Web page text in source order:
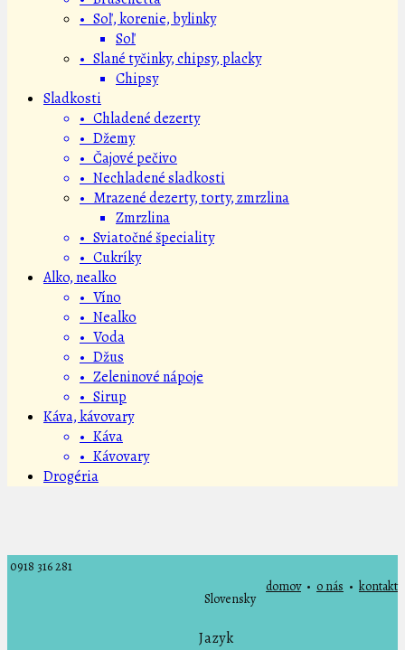
• Soľ, korenie, bylinky
Soľ
• Slané tyčinky, chipsy, placky
Chipsy
Sladkosti
• Chladené dezerty
• Džemy
• Čajové pečivo
• Nechladené sladkosti
• Mrazené dezerty, torty, zmrzlina
Zmrzlina
• Sviatočné špeciality
• Cukríky
Alko, nealko
• Víno
• Nealko
• Voda
• Džus
• Zeleninové nápoje
• Sirup
Káva, kávovary
• Káva
• Kávovary
Drogéria
0918 316 281
domov• o nás • kontakt
Slovensky
Jazyk